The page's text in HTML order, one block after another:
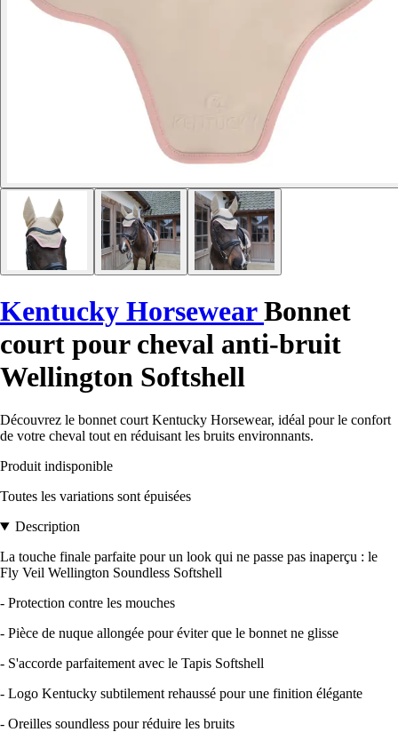
Kentucky HorsewearBonnet
court pour cheval anti-bruit
Wellington Softshell
Découvrez le bonnet court Kentucky Horsewear, idéal pour le confort
de votre cheval tout en réduisant les bruits environnants.
Produit indisponible
Toutes les variations sont épuisées
Description
La touche finale parfaite pour un look qui ne passe pas inaperçu : le
Fly Veil Wellington Soundless Softshell
- Protection contre les mouches
- Pièce de nuque allongée pour éviter que le bonnet ne glisse
- S'accorde parfaitement avec le Tapis Softshell
- Logo Kentucky subtilement rehaussé pour une finition élégante
- Oreilles soundless pour réduire les bruits